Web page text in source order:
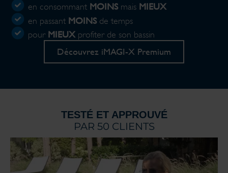
en consommant MOINS mais MIEUX
en passant MOINS de temps
pour MIEUX profiter de son bassin
Découvrez iMAGI-X Premium
TESTÉ ET APPROUVÉ
PAR 50 CLIENTS